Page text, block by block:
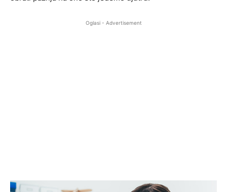
Oglasi - Advertisement